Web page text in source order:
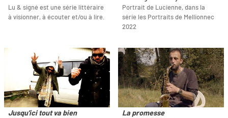
Lu & signé est une série littéraire
à visionner, à écouter et/ou à lire.
Portrait de Lucienne, dans la
série les Portraits de Mellionnec
2022
Jusqu'ici tout va bien
La promesse